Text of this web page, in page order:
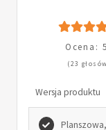
Ocena:
(23
Wersja produktu